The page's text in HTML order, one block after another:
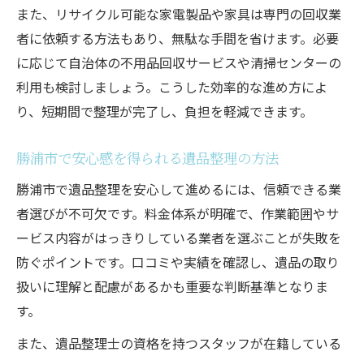
また、リサイクル可能な家電製品や家具は専門の回収業
者に依頼する方法もあり、無駄な手間を省けます。必要
に応じて自治体の不用品回収サービスや清掃センターの
利用も検討しましょう。こうした効率的な進め方によ
り、短期間で整理が完了し、負担を軽減できます。
勝浦市で安心感を得られる遺品整理の方法
勝浦市で遺品整理を安心して進めるには、信頼できる業
者選びが不可欠です。料金体系が明確で、作業範囲やサ
ービス内容がはっきりしている業者を選ぶことが失敗を
防ぐポイントです。口コミや実績を確認し、遺品の取り
扱いに理解と配慮があるかも重要な判断基準となりま
す。
また、遺品整理士の資格を持つスタッフが在籍している